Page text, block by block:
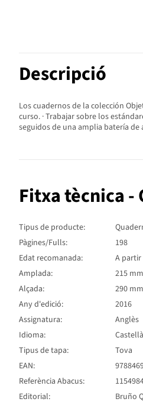
Descripció
Los cuadernos de la colección
curso. · Trabajar sobre los
seguidos de una amplia batería
Fitxa tècnica -
Tipus de producte:
Pàgines/Fulls:
198
Edat recomanada:
A partir
Amplada:
215 mm
Alçada:
290 mm
Any d'edició:
2016
Assignatura:
Anglès
Idioma:
Castellà
Tipus de tapa:
Tova
EAN:
Referència Abacus:
Editorial:
Bruño